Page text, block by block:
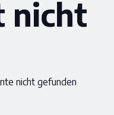
nicht
nicht gefunden